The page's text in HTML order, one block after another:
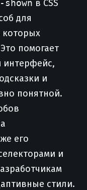
в CSS
для
помогает
интерфейс,
и
понятной.
его
и
стили.